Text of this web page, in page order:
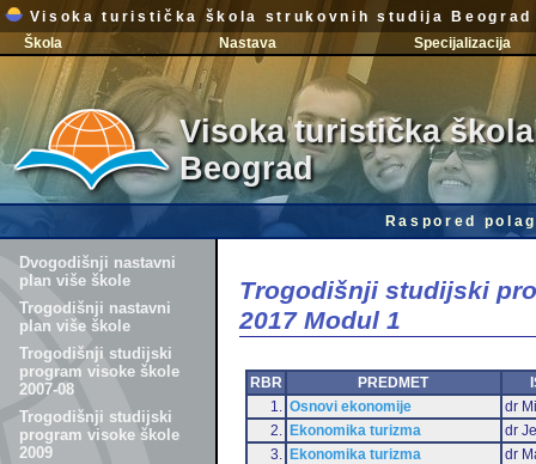
Visoka turistička škola strukovnih studija Beograd
Škola
Nastava Specijalizacija
Visoka turistička
Beograd
Raspored
Dvogodišnji nastavni
plan više škole
Trogodišnji nastavni
plan više škole
Trogodišnji studijski
program visoke škole
2007-08
Trogodišnji studijski
program visoke škole
2009
Trogodišnji studijski
2017 Modul 1
RBR PREDMET
1.
Osnovi ekonomije
dr
2.
Ekonomika turizma
dr
3.
Ekonomika turizma dr